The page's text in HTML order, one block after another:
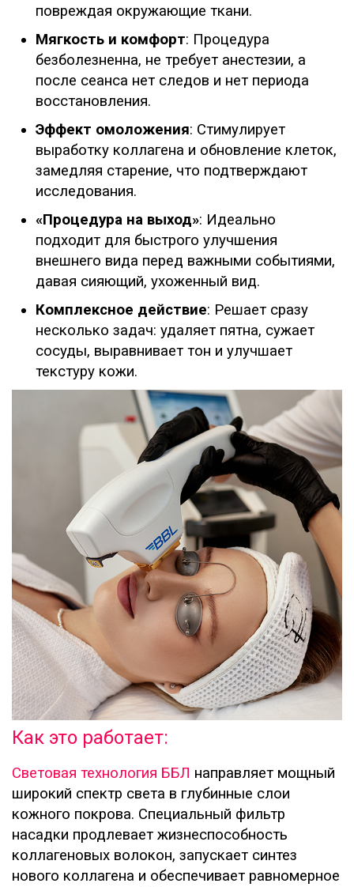
повреждая окружающие ткани.
Мягкость и комфорт: Процедура
безболезненна, не требует анестезии, а
после сеанса нет следов и нет периода
восстановления.
Эффект омоложения: Стимулирует
выработку коллагена и обновление клеток,
замедляя старение, что подтверждают
исследования.
«Процедура на выход»: Идеально
подходит для быстрого улучшения
внешнего вида перед важными событиями,
давая сияющий, ухоженный вид.
Комплексное действие: Решает сразу
несколько задач: удаляет пятна, сужает
сосуды, выравнивает тон и улучшает
текстуру кожи.
Как это работает:
Световая технология ББЛ направляет мощный
широкий спектр света в глубинные слои
кожного покрова. Специальный фильтр
насадки продлевает жизнеспособность
коллагеновых волокон, запускает синтез
нового коллагена и обеспечивает равномерное